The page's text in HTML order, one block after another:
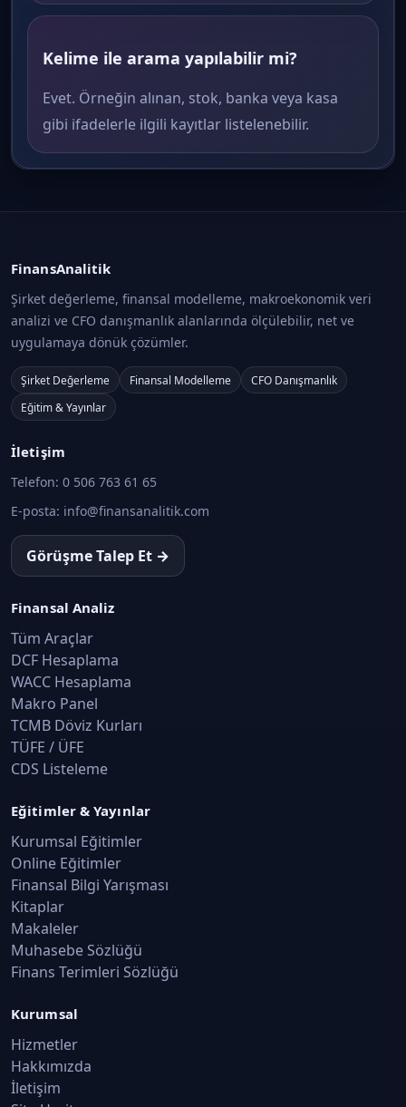
Kelime ile arama yapılabilir mi?
Evet. Örneğin alınan, stok, banka veya kasa
gibi ifadelerle ilgili kayıtlar listelenebilir.
FinansAnalitik
Şirket değerleme, finansal modelleme, makroekonomik veri
analizi ve CFO danışmanlık alanlarında ölçülebilir, net ve
uygulamaya dönük çözümler.
Şirket Değerleme Finansal Modelleme
CFO Danışmanlık
Eğitim & Yayınlar
İletişim
Telefon: 0 506 763 61 65
E-posta: info@finansanalitik.com
Görüşme Talep Et →
Finansal Analiz
Tüm Araçlar
DCF Hesaplama
WACC Hesaplama
Makro Panel
TCMB Döviz Kurları
TÜFE / ÜFE
CDS Listeleme
Eğitimler & Yayınlar
Kurumsal Eğitimler
Online Eğitimler
Finansal Bilgi Yarışması
Kitaplar
Makaleler
Muhasebe Sözlüğü
Finans Terimleri Sözlüğü
Kurumsal
Hizmetler
Hakkımızda
İletişim